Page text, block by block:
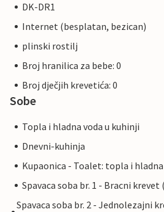
DK-DR1
Internet (besplatan, bezican)
plinski rostilj
Broj hranilica za bebe: 0
Broj dječjih krevetića: 0
Sobe
Topla i hladna voda u kuhinji
Dnevni-kuhinja
Kupaonica - Toalet: topla i hladna
Spavaca soba br. 1 - Bracni
Spavaca soba br. 2 - Jednolezajni